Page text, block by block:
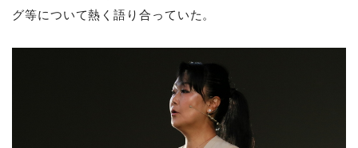
グ等について熱く語り合っていた。